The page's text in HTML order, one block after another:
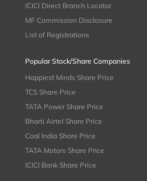
ICICI Direct Branch Locator
MF Commission Disclosure
List of Registrations
Popular Stock/Share Companies
Happiest Minds Share Price
TCS Share Price
TATA Power Share Price
Bharti Airtel Share Price
Coal India Share Price
TATA Motors Share Price
ICICI Bank Share Price